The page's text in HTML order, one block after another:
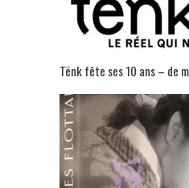
Tënk fête ses 10 ans – de